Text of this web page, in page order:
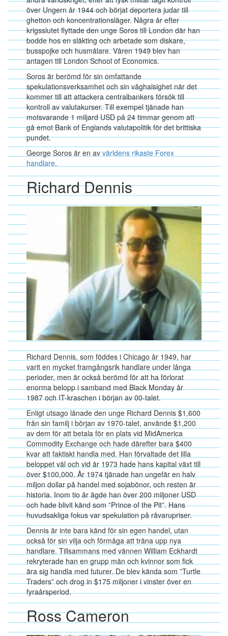
över Ungern år 1944 och börjat deportera judar till
ghetton och koncentrationsläger. Några år efter
krigsslutet flyttade den unge Soros till London där han
bodde hos en släkting och arbetade som diskare,
busspojke och husmålare. Våren 1949 blev han
antagen till London School of Economics.
Soros är berömd för sin omfattande
spekulationsverksamhet och sin våghalsighet när det
kommer till att attackera centralbankers försök till
kontroll av valutakurser. Till exempel tjänade han
motsvarande 1 miljard USD på 24 timmar genom att
gå emot Bank of Englands valutapolitik för det brittiska
pundet.
George Soros är en avvärldens rikaste Forex
handlare.
Richard Dennis
Richard Dennis, som föddes i Chicago år 1949, har
varit en mycket framgångsrik handlare under långa
perioder, men är också berömd för att ha förlorat
enorma belopp i samband med Black Monday år
1987 och IT-kraschen i början av 00-talet.
Enligt utsago lånade den unge Richard Dennis $1,600
från sin familj i början av 1970-talet, använde $1,200
av dem för att betala för en plats vid MidAmerica
Commodity Exchange och hade därefter bara $400
kvar att faktiskt handla med. Han förvaltade det lilla
beloppet väl och vid år 1973 hade hans kapital växt till
över $100,000. År 1974 tjänade han ungefär en halv
miljon dollar på handel med sojabönor, och resten är
historia. Inom tio år ägde han över 200 miljoner USD
och hade blivit känd som ”Prince of the Pit”. Hans
huvudsakliga fokus var spekulation på råvarupriser.
Dennis är inte bara känd för sin egen handel, utan
också för sin vilja och förmåga att träna upp nya
handlare. Tillsammans med vännen William Eckhardt
rekryterade han en grupp män och kvinnor som fick
ära sig handla med futurer. De blev kända som ”Turtle
Traders” och drog in $175 miljoner i vinster över en
fyraårsperiod.
Ross Cameron